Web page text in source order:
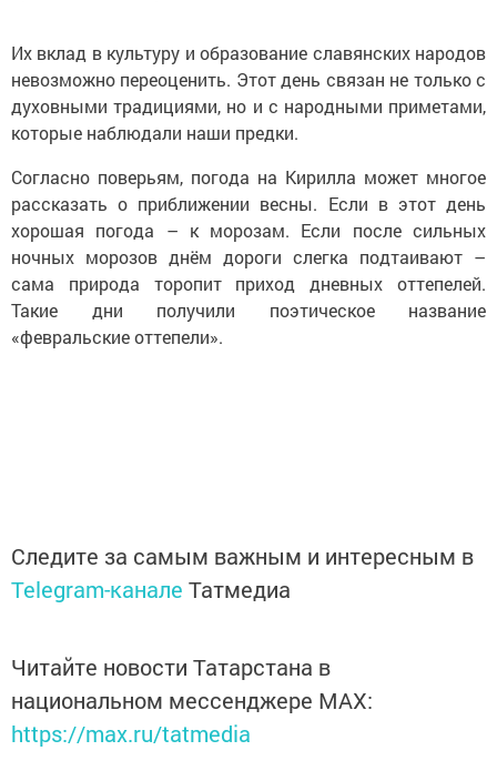
Их вклад в культуру и образование славянских народов
невозможно переоценить. Этот день связан не только с
духовными традициями, но и с народными приметами,
которые наблюдали наши предки.
Согласно поверьям, погода на Кирилла может многое
рассказать о приближении весны. Если в этот день
хорошая погода – к морозам. Если после сильных
ночных морозов днём дороги слегка подтаивают –
сама природа торопит приход дневных оттепелей.
Такие дни получили поэтическое название
«февральские оттепели».
Следите за самым важным и интересным в
Telegram-канале Татмедиа
Читайте новости Татарстана в
национальном мессенджере MАХ:
https://max.ru/tatmedia